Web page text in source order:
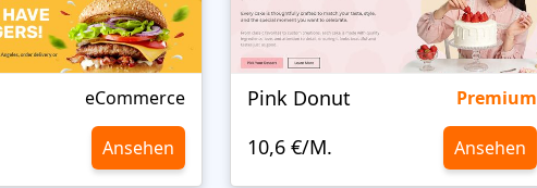
eCommerce
Ansehen
Pink Donut Premium
10,6 €/M. Ansehen